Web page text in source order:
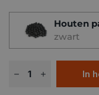
Houten
zwart
In